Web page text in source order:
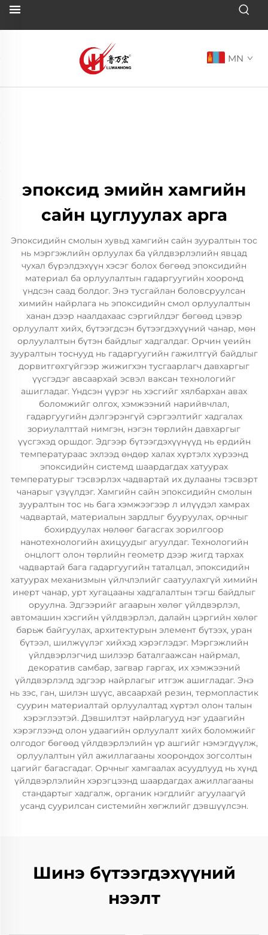
MN
эпоксид эмийн хамгийн
сайн цуглуулах арга
Эпоксидийн смолын хувьд хамгийн сайн зууралтын тос
нь мэргэжлийн орлуулах ба үйлдвэрлэлийн явцад
чухал бүрэлдэхүүн хэсэг болох бөгөөд эпоксидийн
материал ба орлуулалтын гадаргуугийн хооронд
үндсэн саад болдог. Энэ тусгайлан боловсруулсан
химийн найрлага нь эпоксидийн смол орлуулалтын
ханан дээр наалдахаас сэргийлдэг бөгөөд цэвэр
орлуулалт хийх, бүтээгдсэн бүтээгдэхүүний чанар, мөн
орлуулалтын бүтэн байдлыг хадгалдаг. Орчин үеийн
зууралтын тоснууд нь гадаргуугийн гажилтгүй байдлыг
дорвитгөхгүйгээр жижигхэн тусгаарлагч давхаргыг
үүсгэдэг авсаархай эсвэл ваксан технологийг
ашигладаг. Үндсэн үүрэг нь хэсгийг хялбархан авах
боломжийг олгох, хэмжээний нарийвчлал,
гадаргуугийн дэлгэрэнгүй сэргээлтийг хадгалах
зориулалттай нимгэн, нэгэн төрлийн давхаргыг
үүсгэхэд оршдог. Эдгээр бүтээгдэхүүнүүд нь ердийн
температураас эхлээд өндөр халах хүртэлх хүрээнд
эпоксидийн системд шаардагдах хатуурах
температурыг тэсвэрлэх чадвартай их дулааны тэсвэрт
чанарыг үзүүлдэг. Хамгийн сайн эпоксидийн смолын
зууралтын тос нь бага хэмжээгээр л илүүдэл хамрах
чадвартай, материалын зардлыг бууруулах, орчныг
бохирдуулах нөлөөг багасгах зорилгоор
нанотехнологийн ахицуудыг агуулдаг. Технологийн
онцлогт олон төрлийн геометр дээр жигд тархах
чадвартай бага гадаргуугийн таталцал, эпоксидийн
хатуурах механизмын үйлчлэлийг саатуулахгүй химийн
инерт чанар, урт хугацааны хадгалалтын тэгш байдлыг
оруулна. Эдгээрийг агаарын хөлөг үйлдвэрлэл,
автомашин хэсгийн үйлдвэрлэл, далайн цэргийн хөлөг
барьж байгуулах, архитектурын элемент бүтээх, уран
бүтээл, шилжүүлэг хийхэд хэрэглэдэг. Мэргэжлийн
үйлдвэрлэгчид шилээр баталгаажсан найрмал,
декоратив самбар, загвар гаргах, их хэмжээний
үйлдвэрлэлд эдгээр найрлагыг итгэж ашигладаг. Энэ
нь зэс, ган, шилэн шүүс, авсаархай резин, термопластик
суурин материалтай орлуулалтад хүртэл олон талын
хэрэглээтэй. Дэвшилтэт найрлагууд нэг удаагийн
хэрэглээнд олон удаагийн орлуулалт хийх боломжийг
олгодог бөгөөд үйлдвэрлэлийн үр ашгийг нэмэгдүүлж,
орлуулалтын үйл ажиллагааны хоорондох зогсолтын
цагийг багасгадаг. Орчныг хамгаалах асуудлууд нь хүнд
үйлдвэрлэлийн хэрэгцээнд шаардагдах ажиллагааны
стандартыг хадгалж, органик нэгдлийг агуулаагүй
усанд суурилсан системийн хөгжлийг дэвшүүлсэн.
Шинэ бүтээгдэхүүний
нээлт